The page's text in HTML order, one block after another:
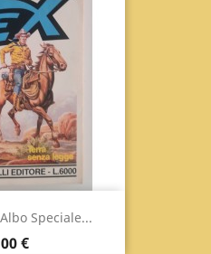
Speciale...
€